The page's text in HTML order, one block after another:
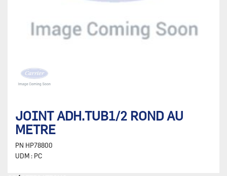
JOINT ADH.TUB1/2 ROND AU
METRE
PN HP78800
UDM : PC